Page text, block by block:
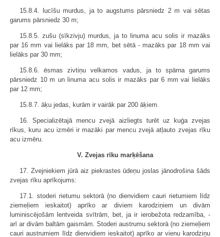
15.8.4. lucīšu murdus, ja to augstums pārsniedz 2 m vai sētas
garums pārsniedz 30 m;
15.8.5. zušu (sīkzivju) murdus, ja to linuma acu solis ir mazāks
par 16 mm vai lielāks par 18 mm, bet sētā - mazāks par 18 mm vai
lielāks par 30 mm;
15.8.6. ēsmas zivtiņu velkamos vadus, ja to spārna garums
pārsniedz 10 m un linuma acu solis ir mazāks par 6 mm vai lielāks
par 12 mm;
15.8.7. āķu jedas, kurām ir vairāk par 200 āķiem.
16. Specializētajā mencu zvejā aizliegts turēt uz kuģa zvejas
rīkus, kuru acu izmēri ir mazāki par mencu zvejā atļauto zvejas rīku
acu izmēru.
V. Zvejas rīku marķēšana
17. Zvejniekiem jūrā aiz piekrastes ūdeņu joslas jānodrošina šāds
zvejas rīku aprīkojums:
17.1. stoderi rietumu sektorā (no dienvidiem cauri rietumiem līdz
ziemeļiem ieskaitot) aprīko ar diviem karodziņiem un divām
luminiscējošām lentveida svītrām, bet, ja ir ierobežota redzamība, -
arī ar divām baltām gaismām. Stoderi austrumu sektorā (no ziemeļiem
cauri austrumiem līdz dienvidiem ieskaitot) aprīko ar vienu karodziņu